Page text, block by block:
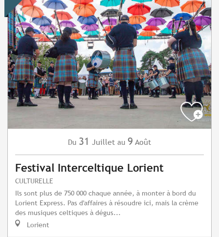
Du 31 Juillet au 9 Août
Festival Interceltique Lorient
CULTURELLE
Ils sont plus de 750 000 chaque année, à monter à bord du
Lorient Express. Pas d'affaires à résoudre ici, mais la crème
des musiques celtiques à dégus...
Lorient